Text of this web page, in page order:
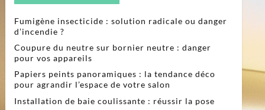
Fumigène insecticide : solution radicale ou danger
d’incendie ?
Coupure du neutre sur bornier neutre : danger
pour vos appareils
Papiers peints panoramiques : la tendance déco
pour agrandir l’espace de votre salon
Installation de baie coulissante : réussir la pose